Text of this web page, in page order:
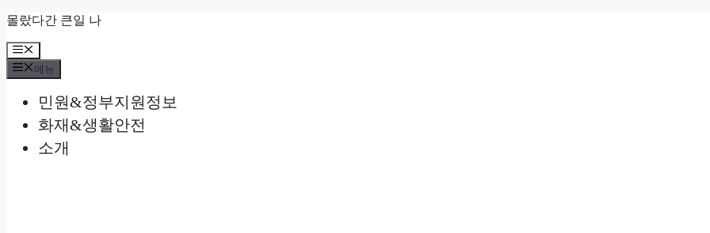
컨
츠
로
몰랐다간 큰일 나
메
뉴
메뉴
민원&정부지원정보
화재&생활안전
소개